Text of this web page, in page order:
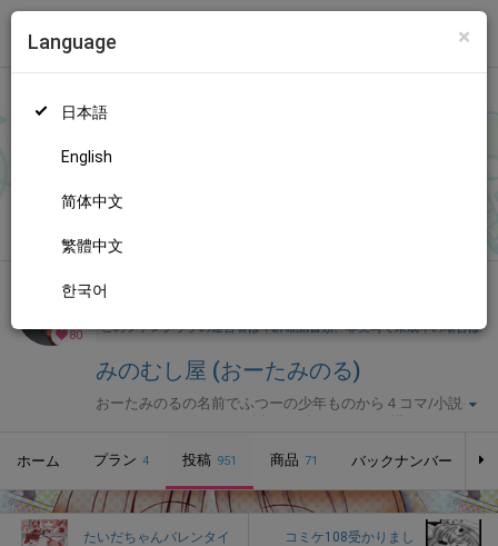
トップ
×
Language
日本語
English
简体中文
繁體中文
한국어
人のファンが応援しています。
話」などの特別なコンテンツをお楽しみいただけます。
80
全年齢向け
このファンクラブの運営者は年齢確認書類、非実写で未成年の場合は
みのむし屋 (おーたみのる)
おーたみのるの名前でふつーの少年ものから４コマ/小説イ
ホーム
プラン 4 投稿 951 商品 71 バックナンバー
たいだちゃんバレンタイ
コミケ108受かりまし